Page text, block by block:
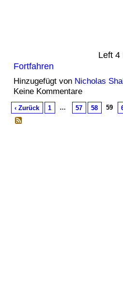
Left
Fortfahren
Hinzugefügt von Nicholas
Keine Kommentare
‹ Zurück 1 … 57 58 59